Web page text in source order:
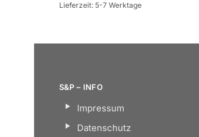
Lieferzeit: 5-7 Werktage
S&P – INFO
Impressum
Datenschutz